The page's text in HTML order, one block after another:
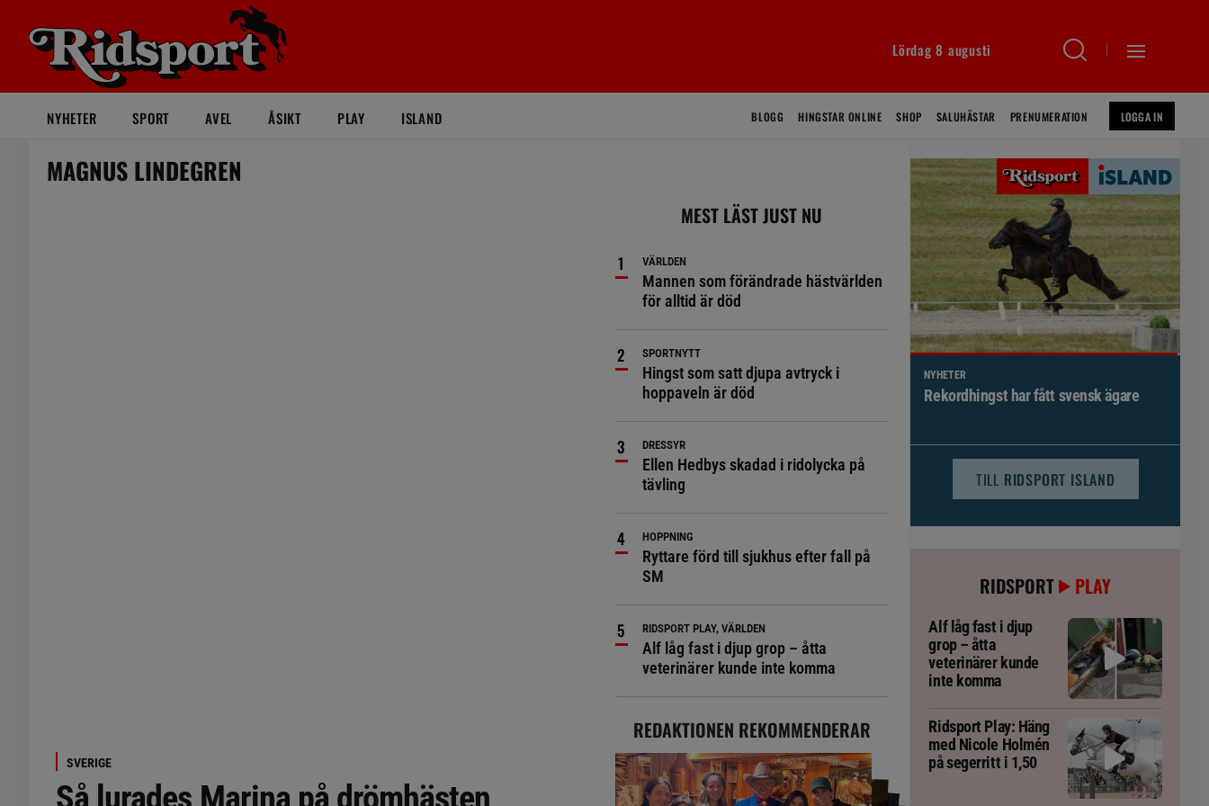
Lördag 8 augusti
NYHETER SPORT AVEL ÅSIKT PLAY ISLAND BLOGG HINGSTAR ONLINE SHOP SALUHÄSTAR PRENUMERATION LOGGA IN
MAGNUS LINDEGREN
SVERIGE
Så lurades Marina på drömhästen
MEST LÄST JUST NU
VÄRLDEN
Mannen som förändrade hästvärlden
för alltid är död
SPORTNYTT
Hingst som satt djupa avtryck i
hoppaveln är död
DRESSYR
Ellen Hedbys skadad i ridolycka på
tävling
HOPPNING
Ryttare förd till sjukhus efter fall på
SM
RIDSPORT PLAY, VÄRLDEN
Alf låg fast i djup grop – åtta
veterinärer kunde inte komma
REDAKTIONEN REKOMMENDERAR
NYHETER
Brett politiskt stöd för förändringar i
TILL RIDSPORT ISLAND
RIDSPORT PLAY
Alf låg fast i djup
grop – åtta
veterinärer kunde
inte komma
Ridsport Play: Häng
med Nicole Holmén
på segerritt i 1,50